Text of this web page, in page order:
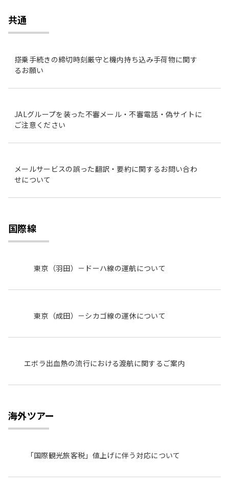
共通
搭乗手続きの締切時刻厳守と機内持ち込み手荷物に関す
るお願い
JALグループを装った不審メール・不審電話・偽サイトに
ご注意ください
メールサービスの誤った翻訳・要約に関するお問い合わ
せについて
国際線
東京（羽田）－ドーハ線の運航について
東京（成田）－シカゴ線の運休について
エボラ出血熱の流行における渡航に関するご案内
海外ツアー
「国際観光旅客税」値上げに伴う対応について